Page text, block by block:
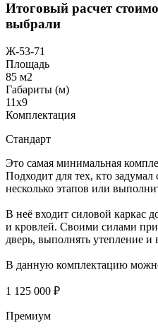
Итоговый расчет
выбрали
Ж-53-71
Площадь
85 м2
Габариты (м)
11x9
Комплектация
Стандарт
Это самая минимальная
Подходит для тех, кто
несколько этапов или
В неё входит силовой каркас
и кровлей. Своими силами
дверь, выполнять утепление
В данную комплектацию
1 125 000 ₽
Премиум